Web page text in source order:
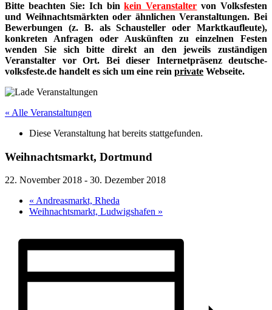
Bitte beachten Sie: Ich binkein Veranstalter von Volksfesten
und Weihnachtsmärkten oder ähnlichen Veranstaltungen. Bei
Bewerbungen (z. B. als Schausteller oder Marktkaufleute),
konkreten Anfragen oder Auskünften zu einzelnen Festen
wenden Sie sich bitte direkt an den jeweils zuständigen
Veranstalter vor Ort. Bei dieser Internetpräsenz deutsche-
volksfeste.de handelt es sich um eine rein private Webseite.
« Alle Veranstaltungen
Diese Veranstaltung hat bereits stattgefunden.
Weihnachtsmarkt, Dortmund
22. November 2018 - 30. Dezember 2018
« Andreasmarkt, Rheda
Weihnachtsmarkt, Ludwigshafen »